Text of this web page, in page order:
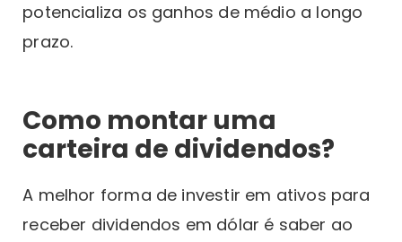
potencializa os ganhos de médio a longo
prazo.
Como montar uma
carteira de dividendos?
A melhor forma de investir em ativos para
receber dividendos em dólar é saber ao